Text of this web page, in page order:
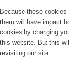
Because these
them will have impact
cookies by changing
this website. But this
revisiting our site.